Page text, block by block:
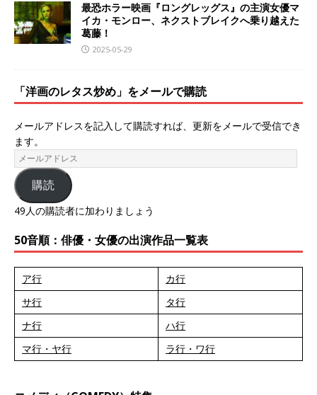
最恐ホラー映画『ロングレッグス』の主演女優マ
イカ・モンロー、ネクストブレイクへ乗り越えた
葛藤！
2025-05-29
「洋画のレタス炒め」をメールで購読
メールアドレスを記入して購読すれば、更新をメールで受信でき
ます。
購読
49人の購読者に加わりましょう
50音順：俳優・女優の出演作品一覧表
ア行
カ行
サ行
タ行
ナ行
ハ行
マ行・ヤ行
ラ行・ワ行